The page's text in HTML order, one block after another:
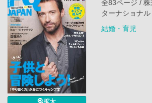
拡大
全83ページ /
ターナショナル
結婚・育児